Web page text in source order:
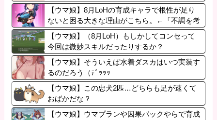
【ウマ娘】8月LoHの育成キャラで根性が足り
ないと困る大きな理由がこちら。←「不調を考
慮すると1021必要」
【ウマ娘】（8月LoH）もしかしてコンセって
今回は微妙スキルだったりするか？
【ウマ娘】そういえば水着ダスカはいつ実装す
るのだろう（ﾃﾞｯｯｯ
【ウマ娘】この忠犬2匹…どちらも足が速くて
おばかだな？
【ウマ娘】ウマプランや因果パックやらで育成